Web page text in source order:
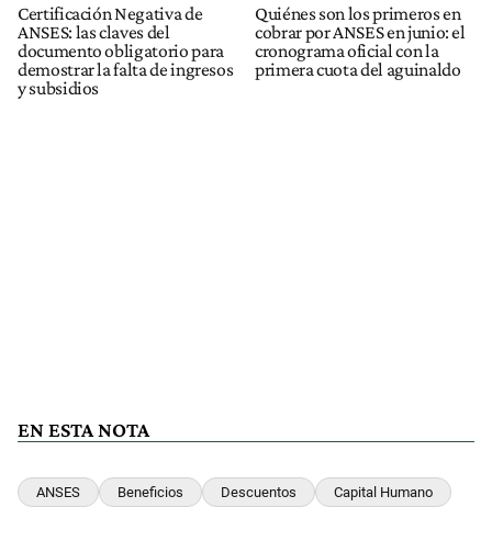
Certificación Negativa de
ANSES: las claves del
documento obligatorio para
demostrar la falta de ingresos
y subsidios
Quiénes son los primeros en
cobrar por ANSES en junio: el
cronograma oficial con la
primera cuota del aguinaldo
EN ESTA NOTA
ANSES Beneficios Descuentos Capital Humano